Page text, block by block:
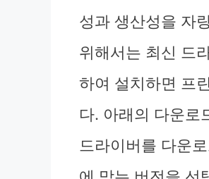
성과 생산성을 자
위해서는 최신 드
하여 설치하면 프
다. 아래의 다운로
드라이버를 다운